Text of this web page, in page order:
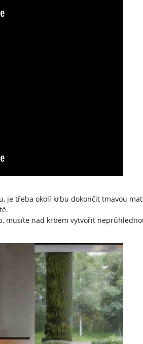
je třeba okolí krbu dokončit tmavou
musíte nad krbem vytvořit